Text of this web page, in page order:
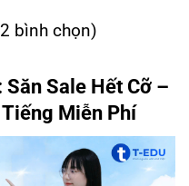
bình chọn)
Săn Sale Hết Cỡ –
Miễn Phí